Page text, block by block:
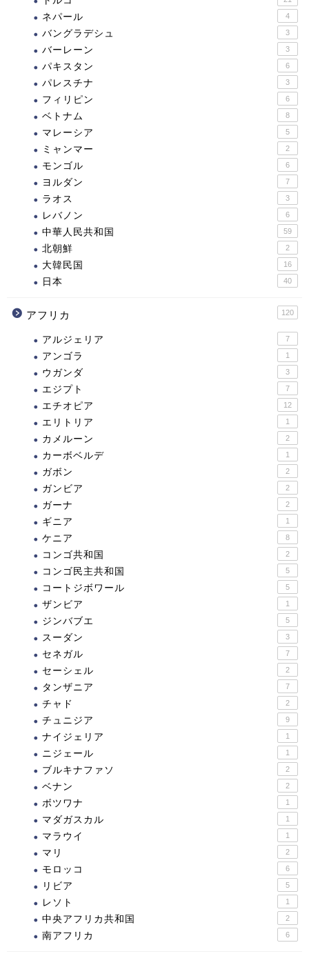
ネパール 4
バングラデシュ 3
バーレーン 3
パキスタン 6
パレスチナ 3
フィリピン 6
ベトナム 8
マレーシア 5
ミャンマー 2
モンゴル 6
ヨルダン 7
ラオス 3
レバノン 6
中華人民共和国 59
北朝鮮 2
大韓民国 16
日本 40
アフリカ 120
アルジェリア 7
アンゴラ 1
ウガンダ 3
エジプト 7
エチオピア 12
エリトリア 1
カメルーン 2
カーボベルデ 1
ガボン 2
ガンビア 2
ガーナ 2
ギニア 1
ケニア 8
コンゴ共和国 2
コンゴ民主共和国 5
コートジボワール 5
ザンビア 1
ジンバブエ 5
スーダン 3
セネガル 7
セーシェル 2
タンザニア 7
チャド 2
チュニジア 9
ナイジェリア 1
ニジェール 1
ブルキナファソ 2
ベナン 2
ボツワナ 1
マダガスカル 1
マラウイ 1
マリ 2
モロッコ 6
リビア 5
レソト 1
中央アフリカ共和国 2
南アフリカ 6